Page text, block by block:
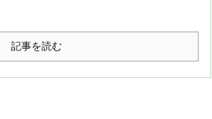
記事を読む